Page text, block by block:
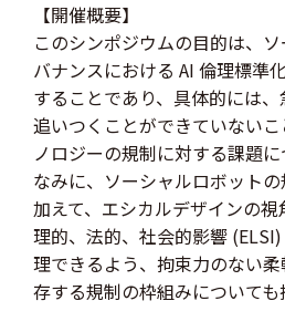
【開催概要】
このシンポジウムの目的は、
バナンスにおける AI 倫理標準
することであり、具体的には
追いつくことができていない
ノロジーの規制に対する課題
なみに、ソーシャルロボット
加えて、エシカルデザインの
理的、法的、社会的影響
理できるよう、拘束力のない
存する規制の枠組みについても